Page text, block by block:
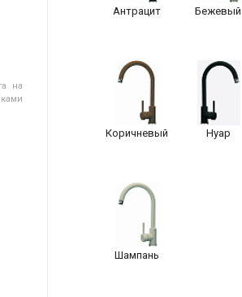
на
Антрацит Бежевый
Коричневый Нуар
Шампань